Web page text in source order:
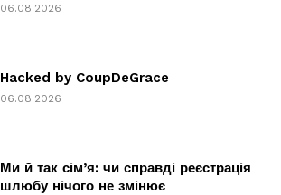
06.08.2026
Hacked by CoupDeGrace
06.08.2026
Ми й так сім’я: чи справді реєстрація
шлюбу нічого не змінює